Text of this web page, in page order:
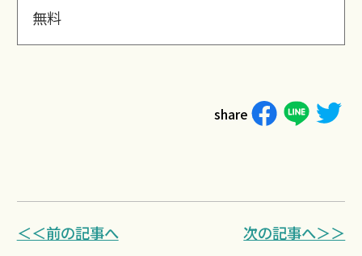
無料
share
＜＜前の記事へ 次の記事へ＞＞